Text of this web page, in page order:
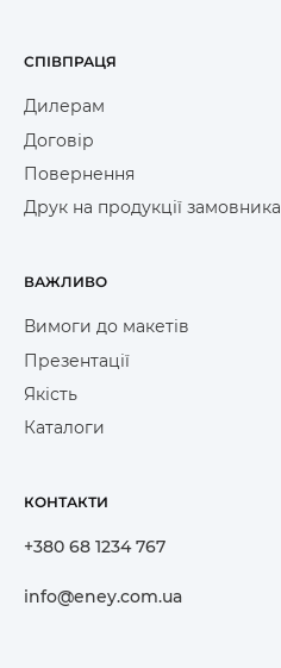
СПІВПРАЦЯ
Дилерам
Договір
Повернення
Друк на продукції замовника
ВАЖЛИВО
Вимоги до макетів
Презентації
Якість
Каталоги
КОНТАКТИ
+380 68 1234 767
info@eney.com.ua